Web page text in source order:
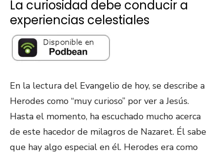
La curiosidad debe conducir a
experiencias celestiales
En la lectura del Evangelio de hoy, se describe a
Herodes como “muy curioso” por ver a Jesús.
Hasta el momento, ha escuchado mucho acerca
de este hacedor de milagros de Nazaret. Él sabe
que hay algo especial en él. Herodes era como